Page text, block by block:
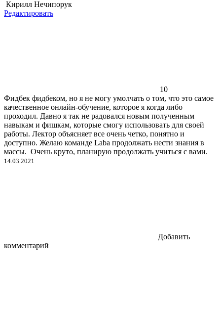
Кирилл Нечипорук
Редактировать
10
Фидбек фидбеком, но я не могу умолчать о том, что это самое
качественное онлайн-обучение, которое я когда либо
проходил. Давно я так не радовался новым полученным
навыкам и фишкам, которые смогу использовать для своей
работы. Лектор объясняет все очень четко, понятно и
доступно. Желаю команде Laba продолжать нести знания в
массы. Очень круто, планирую продолжать учиться с вами.
14.03.2021
Добавить
комментарий